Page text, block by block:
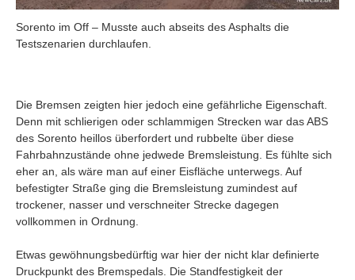
Sorento im Off – Musste auch abseits des Asphalts die
Testszenarien durchlaufen.
Die Bremsen zeigten hier jedoch eine gefährliche Eigenschaft.
Denn mit schlierigen oder schlammigen Strecken war das ABS
des Sorento heillos überfordert und rubbelte über diese
Fahrbahnzustände ohne jedwede Bremsleistung. Es fühlte sich
eher an, als wäre man auf einer Eisfläche unterwegs. Auf
befestigter Straße ging die Bremsleistung zumindest auf
trockener, nasser und verschneiter Strecke dagegen
vollkommen in Ordnung.
Etwas gewöhnungsbedürftig war hier der nicht klar definierte
Druckpunkt des Bremspedals. Die Standfestigkeit der